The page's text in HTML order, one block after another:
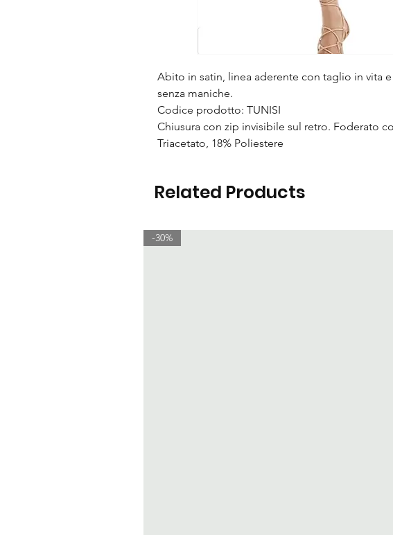
Abito in satin, linea aderente con taglio in vita
senza maniche.
Codice prodotto: TUNISI
Chiusura con zip invisibile sul retro. Foderato
Triacetato, 18% Poliestere
Related Products
-30%